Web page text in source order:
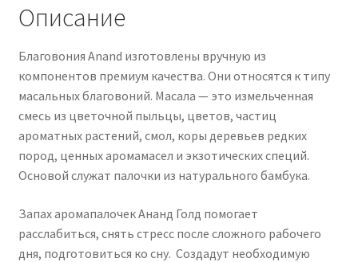
Описание
Благовония Anand изготовлены вручную из
компонентов премиум качества. Они относятся к типу
масальных благовоний. Масала — это измельченная
смесь из цветочной пыльцы, цветов, частиц
ароматных растений, смол, коры деревьев редких
пород, ценных аромамасел и экзотических специй.
Основой служат палочки из натурального бамбука.
Запах аромапалочек Ананд Голд помогает
расслабиться, снять стресс после сложного рабочего
дня, подготовиться ко сну. Создадут необходимую